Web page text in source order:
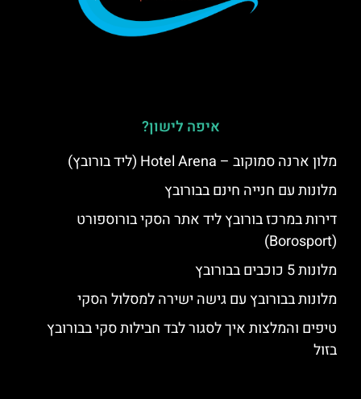
איפה לישון?
מלון ארנה סמוקוב – Hotel Arena (ליד בורובץ)
מלונות עם חנייה חינם בבורובץ
דירות במרכז בורובץ ליד אתר הסקי בורוספורט
(Borosport)
מלונות 5 כוכבים בבורובץ
מלונות בבורובץ עם גישה ישירה למסלול הסקי
טיפים והמלצות איך לסגור לבד חבילות סקי בבורובץ
בזול